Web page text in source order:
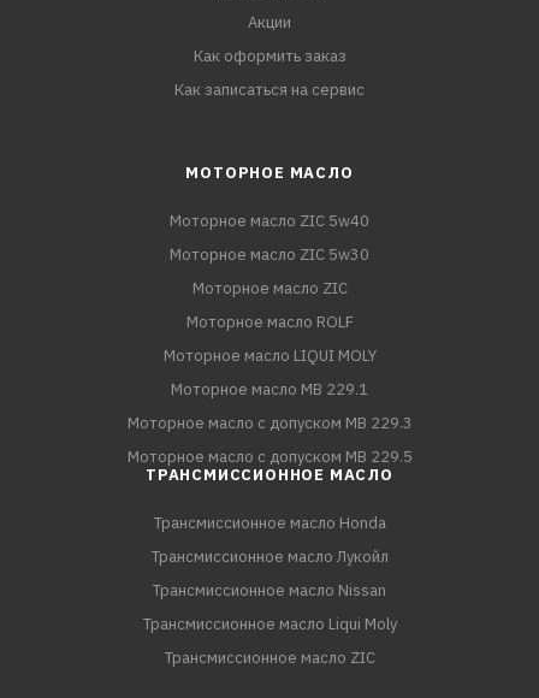
Акции
Как оформить заказ
Как записаться на сервис
МОТОРНОЕ МАСЛО
Моторное масло ZIC 5w40
Моторное масло ZIC 5w30
Моторное масло ZIC
Моторное масло ROLF
Моторное масло LIQUI MOLY
Моторное масло MB 229.1
Моторное масло с допуском MB 229.3
Моторное масло с допуском MB 229.5
ТРАНСМИССИОННОЕ МАСЛО
Трансмиссионное масло Honda
Трансмиссионное масло Лукойл
Трансмиссионное масло Nissan
Трансмиссионное масло Liqui Moly
Трансмиссионное масло ZIC